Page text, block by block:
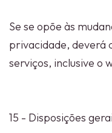
Se se opõe às
privacidade, deverá
serviços, inclusive o
15 - Disposições